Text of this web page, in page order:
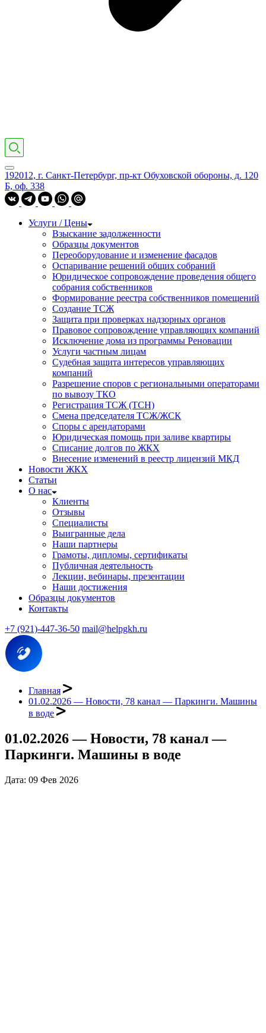
192012, г. Санкт-Петербург, пр-кт Обуховской обороны, д. 120
Б, оф. 338
Услуги / Цены
Взыскание задолженности
Образцы документов
Переоборудование и изменение фасадов
Оспаривание решений общих собраний
Юридическое сопровождение проведения общего
собрания собственников
Формирование реестра собственников помещений
Создание ТСЖ
Защита при проверках надзорных органов
Правовое сопровождение управляющих компаний
Исключение дома из программы Реновации
Услуги частным лицам
Судебная защита интересов управляющих
компаний
Разрешение споров с региональными операторами
по вывозу ТКО
Регистрация ТСЖ (ТСН)
Смена председателя ТСЖ/ЖСК
Споры с арендаторами
Юридическая помощь при заливе квартиры
Списание долгов по ЖКХ
Внесение изменений в реестр лицензий МКД
Новости ЖКХ
Статьи
О нас
Клиенты
Отзывы
Специалисты
Выигранные дела
Наши партнеры
Грамоты, дипломы, сертификаты
Публичная деятельность
Лекции, вебинары, презентации
Наши достижения
Образцы документов
Контакты
+7 (921)-447-36-50 mail@helpgkh.ru
Главная
01.02.2026 — Новости, 78 канал — Паркинги. Машины
в воде
01.02.2026 — Новости, 78 канал —
Паркинги. Машины в воде
Дата: 09 Фев 2026